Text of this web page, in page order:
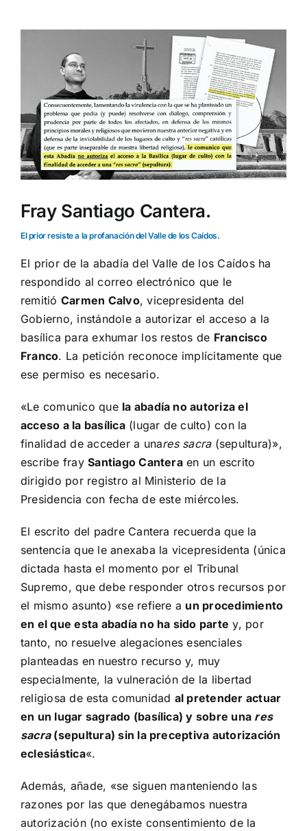
grande
Fray Santiago Cantera.
El prior resiste a la profanación del Valle de los Caídos.
El prior de la abadía del Valle de los Caídos ha
respondido al correo electrónico que le
remitió Carmen Calvo, vicepresidenta del
Gobierno, instándole a autorizar el acceso a la
basílica para exhumar los restos de Francisco
Franco. La petición reconoce implícitamente que
ese permiso es necesario.
«Le comunico que la abadía no autoriza el
acceso a la basílica(lugar de culto) con la
finalidad de acceder a unares sacra(sepultura)»,
escribe fraySantiago Canteraen un escrito
dirigido por registro al Ministerio de la
Presidencia con fecha de este miércoles.
El escrito del padre Cantera recuerda que la
sentencia que le anexaba la vicepresidenta (única
dictada hasta el momento por el Tribunal
Supremo, que debe responder otros recursos por
el mismo asunto) «se refiere a un procedimiento
en el que esta abadía no ha sido parte y, por
tanto, no resuelve alegaciones esenciales
planteadas en nuestro recurso y, muy
especialmente, la vulneración de la libertad
religiosa de esta comunidad al pretender actuar
en un lugar sagrado (basílica) y sobre una res
sacra(sepultura) sin la preceptiva autorización
eclesiástica«.
Además, añade, «se siguen manteniendo las
razones por las que denegábamos nuestra
autorización (no existe consentimiento de la